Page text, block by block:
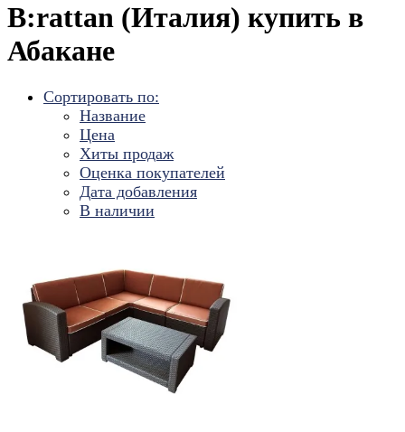
B:rattan (Италия) купить в
Абакане
Сортировать по:
Название
Цена
Хиты продаж
Оценка покупателей
Дата добавления
В наличии